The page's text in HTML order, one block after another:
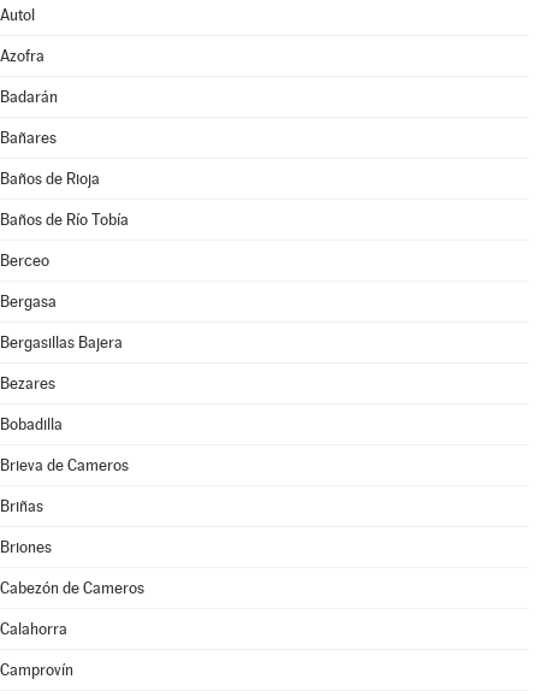
Autol
Azofra
Badarán
Bañares
Baños de Rioja
Baños de Río Tobía
Berceo
Bergasa
Bergasillas Bajera
Bezares
Bobadilla
Brieva de Cameros
Briñas
Briones
Cabezón de Cameros
Calahorra
Camprovín